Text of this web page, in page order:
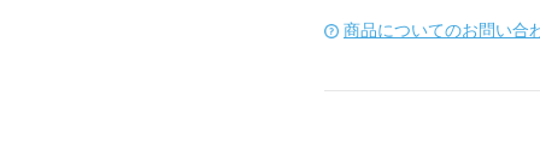
商品についてのお問い合